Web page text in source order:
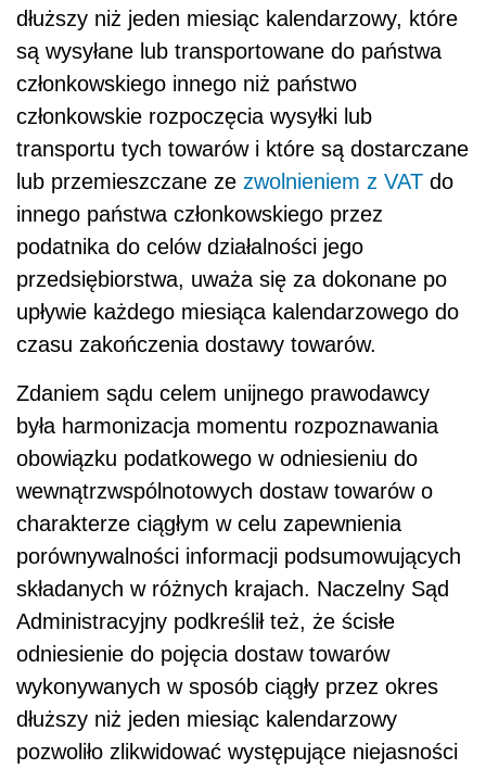
dłuższy niż jeden miesiąc kalendarzowy, które
są wysyłane lub transportowane do państwa
członkowskiego innego niż państwo
członkowskie rozpoczęcia wysyłki lub
transportu tych towarów i które są dostarczane
lub przemieszczane ze zwolnieniem z VAT do
innego państwa członkowskiego przez
podatnika do celów działalności jego
przedsiębiorstwa, uważa się za dokonane po
upływie każdego miesiąca kalendarzowego do
czasu zakończenia dostawy towarów.
Zdaniem sądu celem unijnego prawodawcy
była harmonizacja momentu rozpoznawania
obowiązku podatkowego w odniesieniu do
wewnątrzwspólnotowych dostaw towarów o
charakterze ciągłym w celu zapewnienia
porównywalności informacji podsumowujących
składanych w różnych krajach. Naczelny Sąd
Administracyjny podkreślił też, że ścisłe
odniesienie do pojęcia dostaw towarów
wykonywanych w sposób ciągły przez okres
dłuższy niż jeden miesiąc kalendarzowy
pozwoliło zlikwidować występujące niejasności